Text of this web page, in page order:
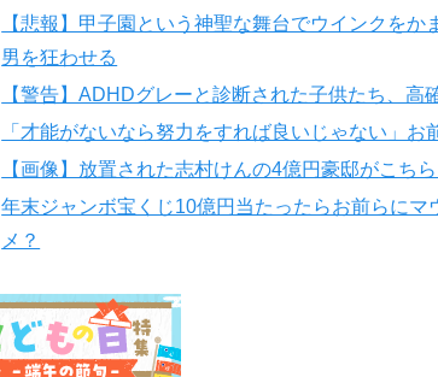
【悲報】甲子園という神聖な舞台でウインクを
男を狂わせる
【警告】ADHDグレーと診断された子供たち、
「才能がないなら努力をすれば良いじゃない」
【画像】放置された志村けんの4億円豪邸がこち
年末ジャンボ宝くじ10億円当たったらお前らに
メ？